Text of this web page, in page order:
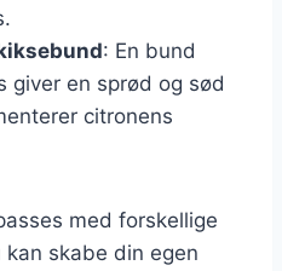
: En bund
giver en sprød og sød
citronens
med forskellige
skabe din egen